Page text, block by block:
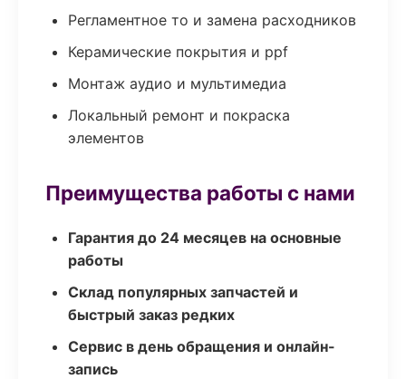
Регламентное то и замена расходников
Керамические покрытия и ppf
Монтаж аудио и мультимедиа
Локальный ремонт и покраска
элементов
Преимущества работы с нами
Гарантия до 24 месяцев на основные
работы
Склад популярных запчастей и
быстрый заказ редких
Сервис в день обращения и онлайн-
запись